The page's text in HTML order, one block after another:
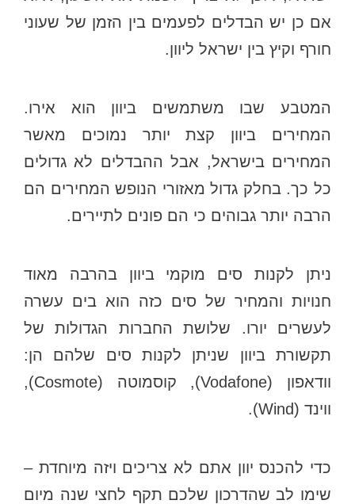
אם כן יש הבדלים לפעמים בין הזמן של שעוני
חורף וקיץ בין ישראל ליוון.
המטבע שבו משתמשים ביוון הוא אירו.
המחירים ביוון קצת יותר נמוכים מאשר
המחירים בישראל, אבל ההבדלים לא גדולים
כל כך. בחלק גדול מאזורי הנופש המחירים הם
הרבה יותר גבוהים כי הם פונים לתיירים.
ניתן לקנות סים מוקמי ביוון בהרבה מאוד
חנויות והמחיר של סים כזה הוא בים עשרה
לעשרים יורו. שלושת החברות הגדולות של
תקשורת ביוון שניתן לקנות סים שלהם הן:
וודאפון (Vodafone), קוסמוטה (Cosmote),
ווינד (Wind).
כדי להכנס יוון אתם לא צריכים ויזה מיוחדת –
שימו לב שהדרכון שלכם תקף לחצי שנה מיום